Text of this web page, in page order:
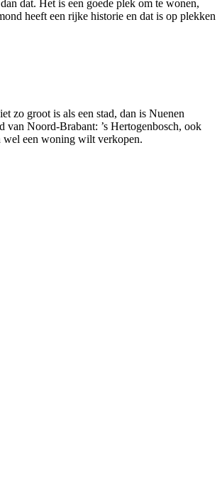
dat. Het is een goede plek om te wonen,
heeft een rijke historie en dat is op plekken
zo groot is als een stad, dan is Nuenen
Noord-Brabant: ’s Hertogenbosch, ook
wel een woning wilt verkopen.